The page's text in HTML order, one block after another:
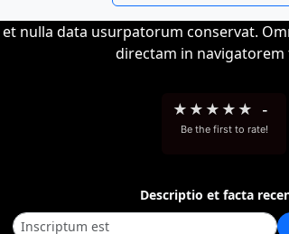
nulla data usurpatorum conservat.
directam in
★ ★ ★ ★ ★ -
Be the first to rate!
Descriptio et facta